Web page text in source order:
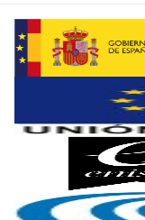
El Collaborate
El
Bernardino
Tras Romera